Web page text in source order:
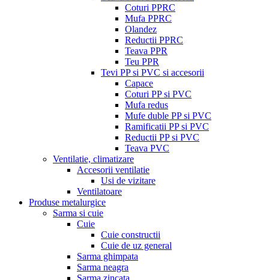
Coturi PPRC
Mufa PPRC
Olandez
Reductii PPRC
Teava PPR
Teu PPR
Tevi PP si PVC si accesorii
Capace
Coturi PP si PVC
Mufa redus
Mufe duble PP si PVC
Ramificatii PP si PVC
Reductii PP si PVC
Teava PVC
Ventilatie, climatizare
Accesorii ventilatie
Usi de vizitare
Ventilatoare
Produse metalurgice
Sarma si cuie
Cuie
Cuie constructii
Cuie de uz general
Sarma ghimpata
Sarma neagra
Sarma zincata